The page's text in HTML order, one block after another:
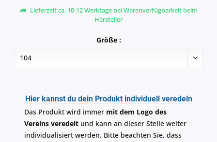
Lieferzeit ca. 10-12 Werktage bei Warenverfügbarkeit beim
Hersteller
Größe :
Hier kannst du dein Produkt individuell veredeln
Das Produkt wird immer mit dem Logo des
Vereins veredelt und kann an dieser Stelle weiter
individualisiert werden. Bitte beachten Sie, dass